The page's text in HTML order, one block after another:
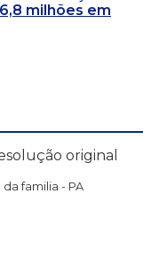
milhões em
original
familia - PA